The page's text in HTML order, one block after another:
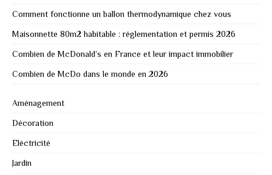
Comment fonctionne un ballon thermodynamique chez vous
Maisonnette 80m2 habitable : réglementation et permis 2026
Combien de McDonald’s en France et leur impact immobilier
Combien de McDo dans le monde en 2026
Aménagement
Décoration
Eléctricité
Jardin